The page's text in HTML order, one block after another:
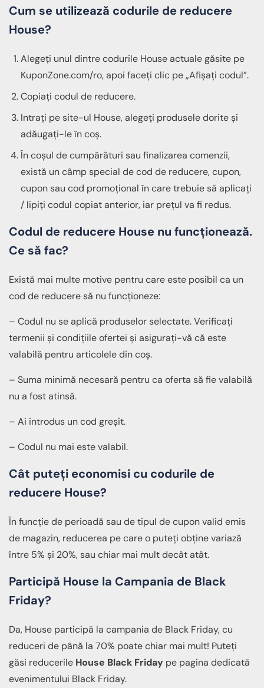
Cum se utilizează codurile de reducere
House?
Alegeți unul dintre codurile House actuale găsite pe
KuponZone.com/ro, apoi faceți clic pe „Afișați codul”.
Copiați codul de reducere.
Intrați pe site-ul House, alegeți produsele dorite și
adăugați-le în coș.
În coșul de cumpărături sau finalizarea comenzii,
există un câmp special de cod de reducere, cupon,
cupon sau cod promoțional în care trebuie să aplicați
/ lipiți codul copiat anterior, iar prețul va fi redus.
Codul de reducere House nu funcționează.
Ce să fac?
Există mai multe motive pentru care este posibil ca un
cod de reducere să nu funcționeze:
– Codul nu se aplică produselor selectate. Verificați
termenii și condițiile ofertei și asigurați-vă că este
valabilă pentru articolele din coș.
– Suma minimă necesară pentru ca oferta să fie valabilă
nu a fost atinsă.
– Ai introdus un cod greșit.
– Codul nu mai este valabil.
Cât puteți economisi cu codurile de
reducere House?
În funcție de perioadă sau de tipul de cupon valid emis
de magazin, reducerea pe care o puteți obține variază
între 5% și 20%, sau chiar mai mult decât atât.
Participă House la Campania de Black
Friday?
Da, House participă la campania de Black Friday, cu
reduceri de până la 70% poate chiar mai mult! Puteți
găsi reducerile House Black Friday pe pagina dedicată
evenimentului Black Friday.